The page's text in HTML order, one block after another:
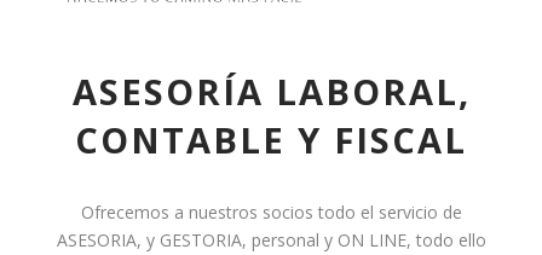
ASESORÍA LABORAL,
CONTABLE Y FISCAL
Ofrecemos a nuestros socios todo el servicio de
ASESORIA, y GESTORIA, personal y ON LINE, todo ello